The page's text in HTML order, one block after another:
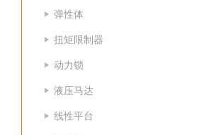
弹性体
扭矩限制器
动力锁
液压马达
线性平台